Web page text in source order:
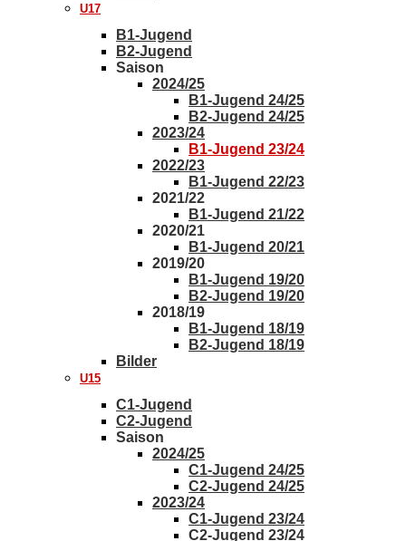
U17
B1-Jugend
B2-Jugend
Saison
2024/25
B1-Jugend 24/25
B2-Jugend 24/25
2023/24
B1-Jugend 23/24
2022/23
B1-Jugend 22/23
2021/22
B1-Jugend 21/22
2020/21
B1-Jugend 20/21
2019/20
B1-Jugend 19/20
B2-Jugend 19/20
2018/19
B1-Jugend 18/19
B2-Jugend 18/19
Bilder
U15
C1-Jugend
C2-Jugend
Saison
2024/25
C1-Jugend 24/25
C2-Jugend 24/25
2023/24
C1-Jugend 23/24
C2-Jugend 23/24